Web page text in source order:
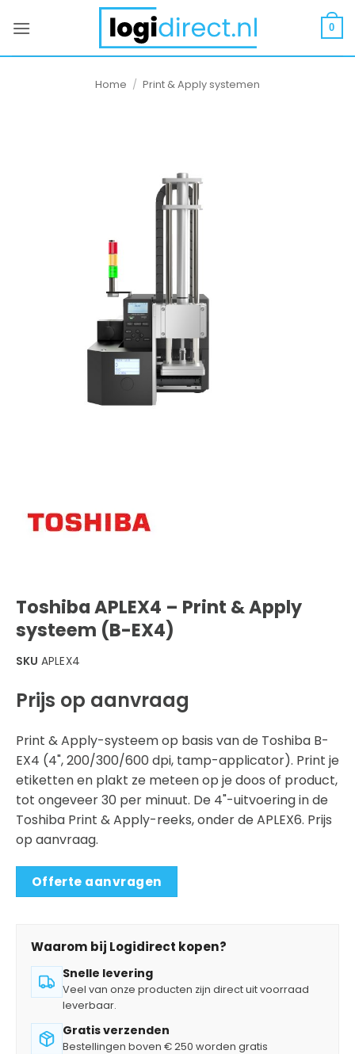
naar
0
Home / Print & Apply systemen
Toshiba APLEX4 – Print & Apply
systeem (B-EX4)
SKU APLEX4
Prijs op aanvraag
Print & Apply-systeem op basis van de Toshiba B-
EX4 (4", 200/300/600 dpi, tamp-applicator). Print je
etiketten en plakt ze meteen op je doos of product,
tot ongeveer 30 per minuut. De 4"-uitvoering in de
Toshiba Print & Apply-reeks, onder de APLEX6. Prijs
op aanvraag.
Offerte aanvragen
Waarom bij Logidirect kopen?
Snelle levering
Veel van onze producten zijn direct uit voorraad
leverbaar.
Gratis verzenden
Bestellingen boven € 250 worden gratis